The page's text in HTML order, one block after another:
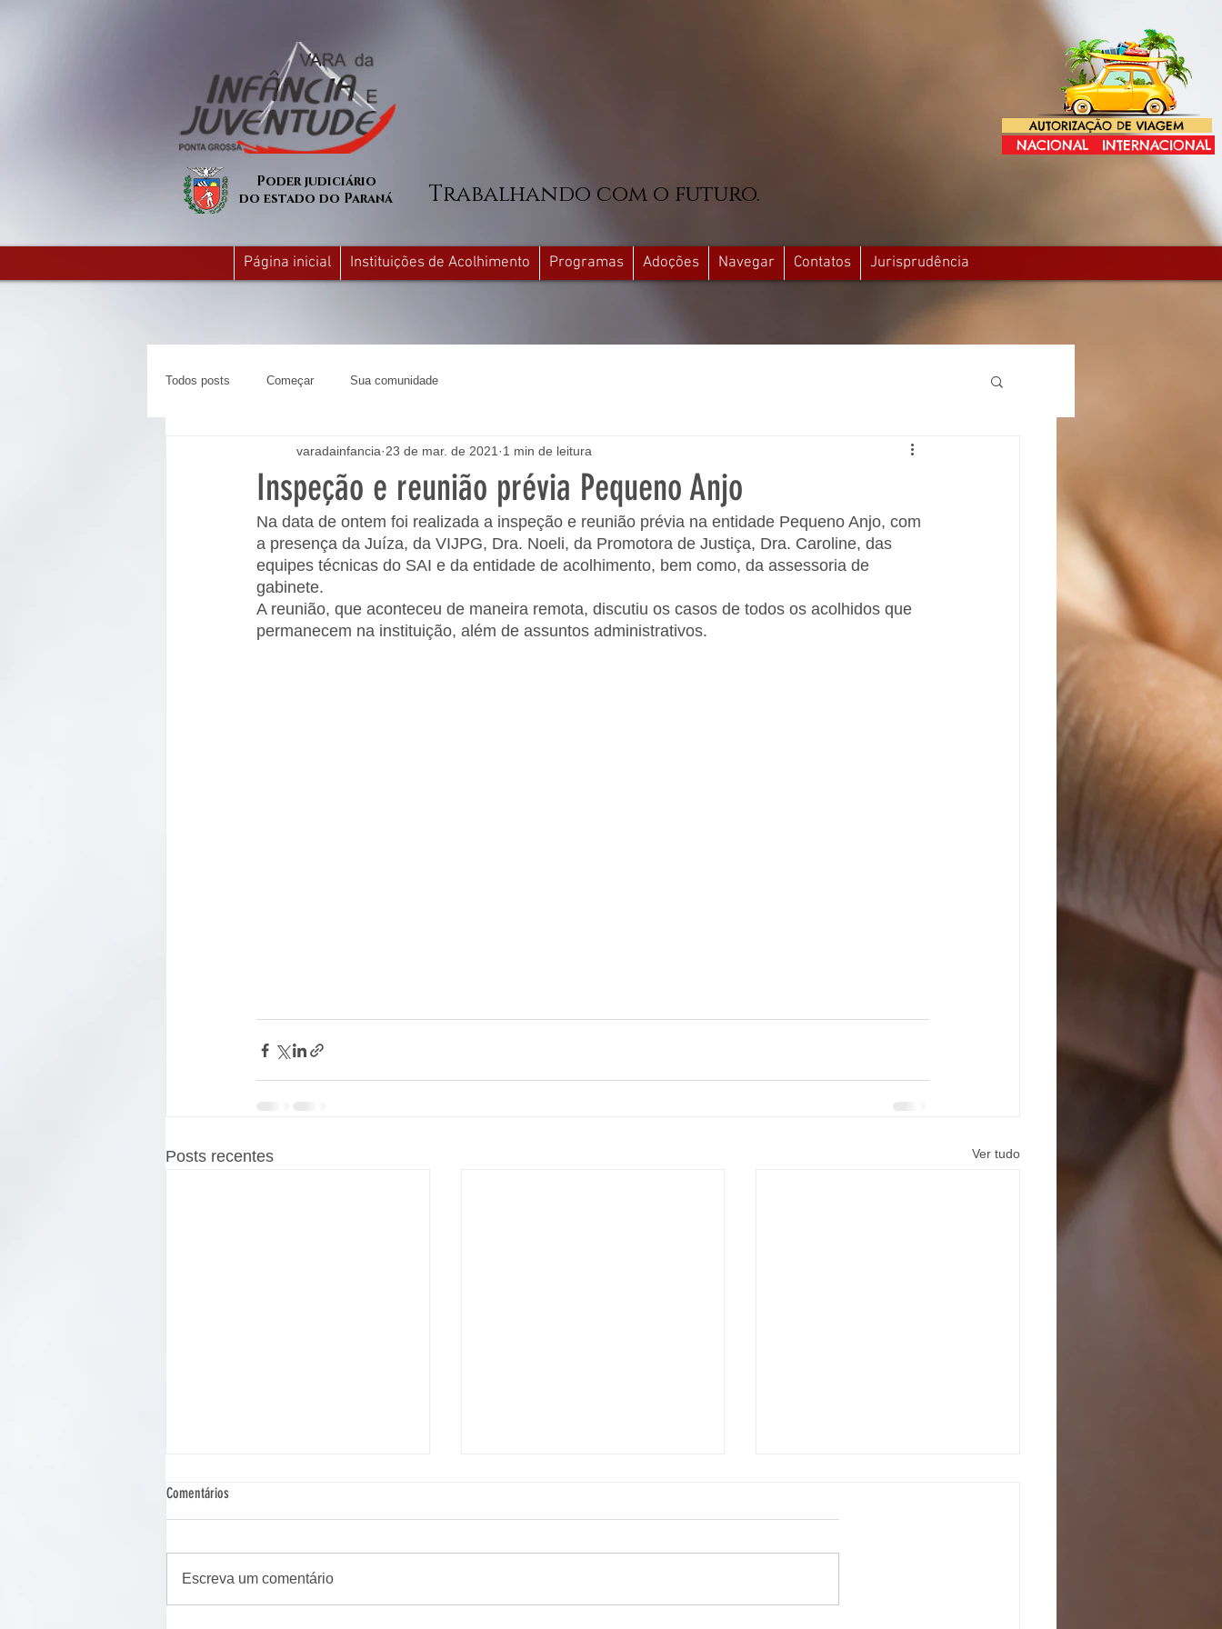
AUTORIZAÇÃO DE VIAGEM
NACIONAL INTERNACIONAL
Poder judiciário
do estado do Paraná
Trabalhando com o futuro.
Página inicial Instituições de Acolhimento Programas Adoções Navegar Contatos Jurisprudência
Todos posts Começar Sua comunidade
Inspeção e reunião prévia Pequeno Anjo
varadainfancia 23 de mar. de 2021 1 min de leitura
Na data de ontem foi realizada a inspeção e reunião prévia na entidade Pequeno Anjo, com
a presença da Juíza, da VIJPG, Dra. Noeli, da Promotora de Justiça, Dra. Caroline, das
equipes técnicas do SAI e da entidade de acolhimento, bem como, da assessoria de
gabinete.
A reunião, que aconteceu de maneira remota, discutiu os casos de todos os acolhidos que
permanecem na instituição, além de assuntos administrativos.
Posts recentes Ver tudo
Comentários
Escreva um comentário